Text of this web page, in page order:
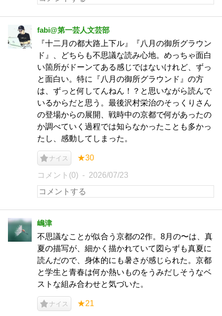
fabi@第一芸人文芸部
『十二月の都大路上下ル』『八月の御所グラウン
ド』、どちらも不思議な読み心地。めっちゃ面白
い箇所がドーンてある感じではないけれど、ずっ
と面白い。特に『八月の御所グラウンド』の方
は、ずっと何してんねん！？と思いながら読んで
いるからだと思う。最後沢村栄治のそっくりさん
の登場からの展開、戦時中の京都で何があったの
か調べていく過程では知らなかったことも多かっ
たし、感動してしまった。
ナイス ★30
コメント(0) 2026/07/23
嶋津
不思議なことが似合う京都の2作。8月の〜は、真
夏の描写が、細かく描かれていて図らずも真夏に
読んだので、身体的にも暑さが感じられた。京都
と学生と青春は何か熱いものをうみだしそうなベ
ストな組み合わせと気づいた。
ナイス ★21